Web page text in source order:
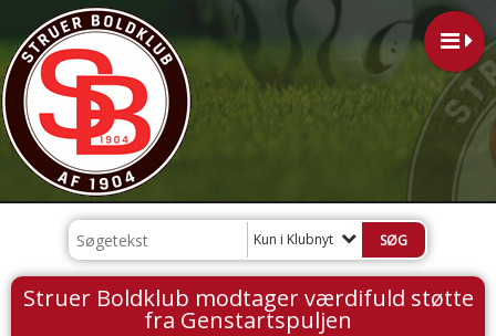
Kun i Klubnyt
Struer Boldklub modtager værdifuld støtte
fra Genstartspuljen